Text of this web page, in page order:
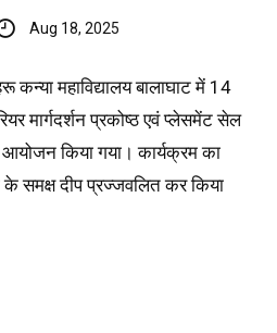
Aug 18, 2025
महाविद्यालय बालाघाट में 14
मार्गदर्शन प्रकोष्ठ एवं प्लेसमेंट सेल
आयोजन किया गया। कार्यक्रम का
के समक्ष दीप प्रज्जवलित कर किया